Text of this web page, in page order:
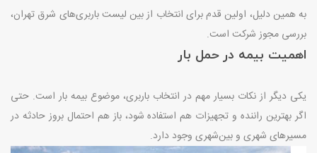
به همین دلیل، اولین قدم برای انتخاب از بین لیست باربری‌های شرق تهران،
بررسی مجوز شرکت است.
اهمیت بیمه در حمل بار
یکی دیگر از نکات بسیار مهم در انتخاب باربری، موضوع بیمه بار است. حتی
اگر بهترین راننده و تجهیزات هم استفاده شود، باز هم احتمال بروز حادثه در
مسیرهای شهری و بین‌شهری وجود دارد.